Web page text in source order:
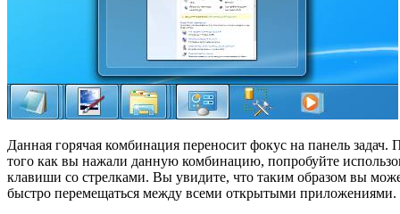
Данная горячая комбинация переносит фокус на панель задач.
того как вы нажали данную комбинацию, попробуйте
клавиши со стрелками. Вы увидите, что таким образом вы
быстро перемещаться между всеми открытыми приложениями.